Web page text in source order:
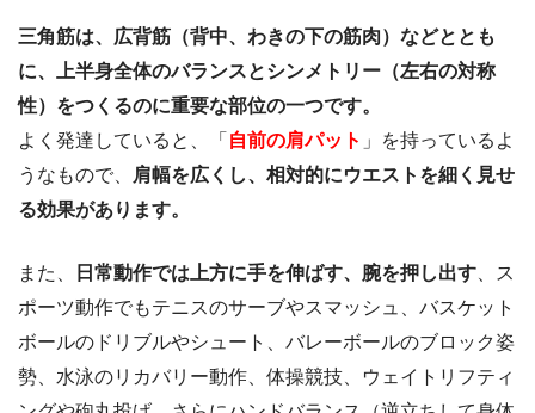
三角筋は、広背筋（背中、わきの下の筋肉）などととも
に、上半身全体のバランスとシンメトリー（左右の対称
性）をつくるのに重要な部位の一つです。
よく発達していると、「 自前の肩パット 」を持っているよ
うなもので、
肩幅を広くし、相対的にウエストを細く見せ
る効果があります。
また、 日常動作では上方に手を伸ばす、腕を押し出す 、ス
ポーツ動作でもテニスのサーブやスマッシュ、バスケット
ボールのドリブルやシュート、バレーボールのブロック姿
勢、水泳のリカバリー動作、体操競技、ウェイトリフティ